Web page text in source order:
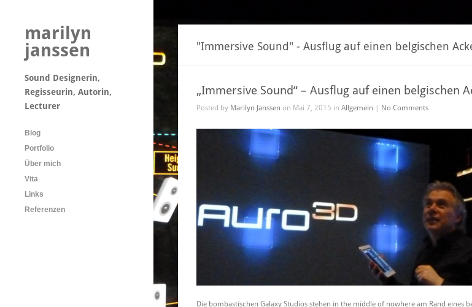
marilyn
janssen
Sound Designerin,
Regisseurin, Autorin,
Lecturer
Blog
Portfolio
Über mich
Vita
Links
Referenzen
"Immersive Sound" - Ausflug auf einen belgischen
„Immersive Sound“ – Ausflug auf einen belgischen
Posted by Marilyn Janssen on Mai 7, 2015 in Allgemein No Comments
Die bombastischen Galaxy Studios stehen in the middle of nowhere am Rand eines